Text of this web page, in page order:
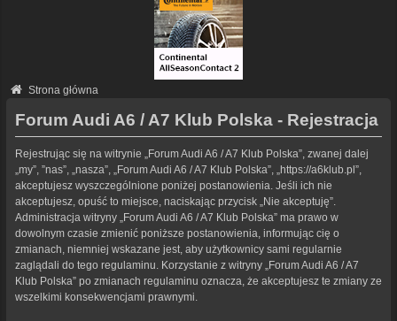
Strona główna
Forum Audi A6 / A7 Klub Polska - Rejestracja
Rejestrując się na witrynie „Forum Audi A6 / A7 Klub Polska”, zwanej dalej
„my”, ”nas”, „nasza”, „Forum Audi A6 / A7 Klub Polska”, „https://a6klub.pl”,
akceptujesz wyszczególnione poniżej postanowienia. Jeśli ich nie
akceptujesz, opuść to miejsce, naciskając przycisk „Nie akceptuję”.
Administracja witryny „Forum Audi A6 / A7 Klub Polska” ma prawo w
dowolnym czasie zmienić poniższe postanowienia, informując cię o
zmianach, niemniej wskazane jest, aby użytkownicy sami regularnie
zaglądali do tego regulaminu. Korzystanie z witryny „Forum Audi A6 / A7
Klub Polska” po zmianach regulaminu oznacza, że akceptujesz te zmiany ze
wszelkimi konsekwencjami prawnymi.